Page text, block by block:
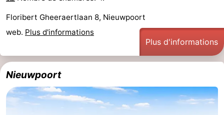
Floribert Gheeraertlaan 8, Nieuwpoort
web. Plus d'informations
Plus d'informations
Nieuwpoort